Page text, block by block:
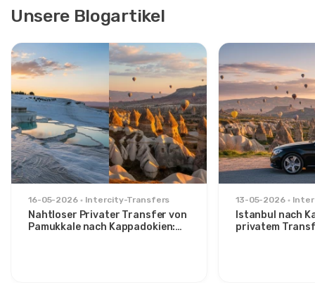
Unsere Blogartikel
16-05-2026 Intercity-Transfers
Nahtloser Privater Transfer von
Pamukkale nach Kappadokien:
13-05-2026
Istanbul nach
privatem